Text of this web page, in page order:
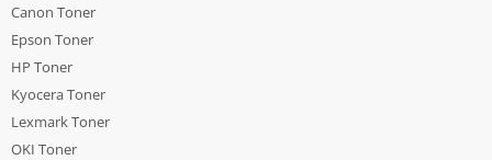
Canon Toner
Epson Toner
HP Toner
Kyocera Toner
Lexmark Toner
OKI Toner